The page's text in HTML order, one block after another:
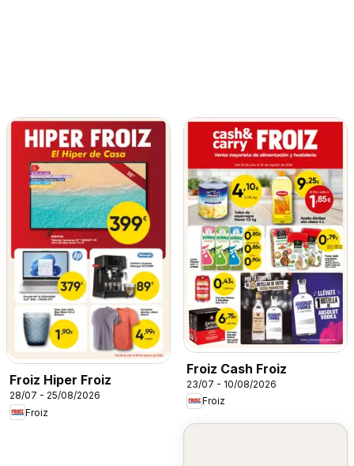
Froiz Hiper Froiz
28/07 - 25/08/2026
Froiz
Froiz Cash Froiz
23/07 - 10/08/2026
Froiz